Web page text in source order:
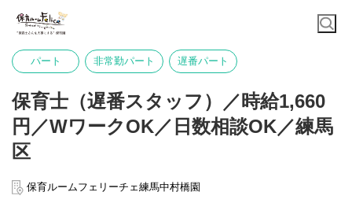
パート 非常勤パート 遅番パート
保育士（遅番スタッフ）／時給1,660
円／WワークOK／日数相談OK／練馬
区
保育ルームフェリーチェ練馬中村橋園